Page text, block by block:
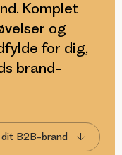
Komplet
og
for dig,
brand-
B2B-brand